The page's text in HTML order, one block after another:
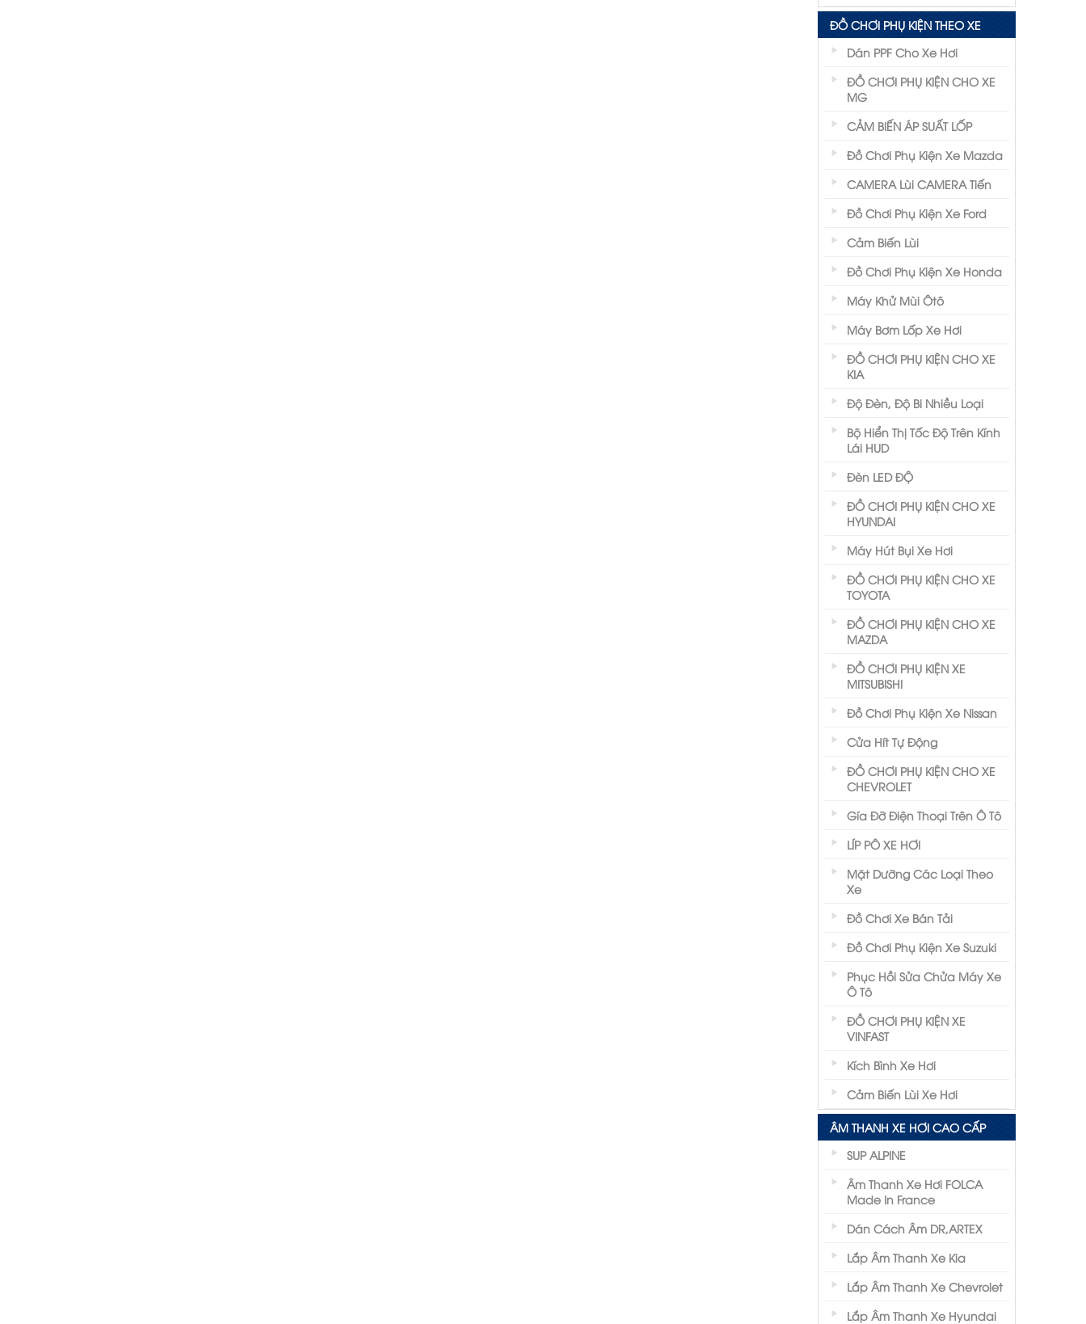
ĐỒ CHƠI PHỤ KIỆN THEO XE
Dán PPF Cho Xe Hơi
ĐỒ CHƠI PHỤ KIỆN CHO XE
MG
CẢM BIẾN ÁP SUẤT LỐP
Đồ Chơi Phụ Kiện Xe Mazda
CAMERA Lùi CAMERA Tiến
Đồ Chơi Phụ Kiện Xe Ford
Cảm Biến Lùi
Đồ Chơi Phụ Kiện Xe Honda
Máy Khử Mùi Ôtô
Máy Bơm Lốp Xe Hơi
ĐỒ CHƠI PHỤ KIỆN CHO XE
KIA
Độ Đèn, Độ Bi Nhiều Loại
Bộ Hiển Thị Tốc Độ Trên Kính
Lái HUD
Đèn LED ĐỘ
ĐỒ CHƠI PHỤ KIỆN CHO XE
HYUNDAI
Máy Hút Bụi Xe Hơi
ĐỒ CHƠI PHỤ KIỆN CHO XE
TOYOTA
ĐỒ CHƠI PHỤ KIỆN CHO XE
MAZDA
ĐỒ CHƠI PHỤ KIỆN XE
MITSUBISHI
Đồ Chơi Phụ Kiện Xe Nissan
Cửa Hít Tự Động
ĐỒ CHƠI PHỤ KIỆN CHO XE
CHEVROLET
Gía Đỡ Điện Thoại Trên Ô Tô
LÍP PÔ XE HƠI
Mặt Dưỡng Các Loại Theo
Xe
Đồ Chơi Xe Bán Tải
Đồ Chơi Phụ Kiện Xe Suzuki
Phục Hồi Sửa Chửa Máy Xe
Ô Tô
ĐỒ CHƠI PHỤ KIỆN XE
VINFAST
Kích Bình Xe Hơi
Cảm Biến Lùi Xe Hơi
ÂM THANH XE HƠI CAO CẤP
SUP ALPINE
Âm Thanh Xe Hơi FOLCA
Made In France
Dán Cách Âm DR,ARTEX
Lắp Âm Thanh Xe Kia
Lắp Âm Thanh Xe Chevrolet
Lắp Âm Thanh Xe Hyundai